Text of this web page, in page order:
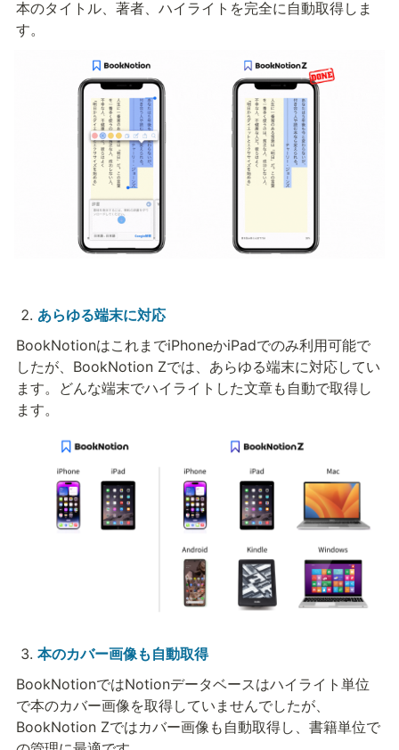
本のタイトル、著者、ハイライトを完全に自動取得しま
す。
あらゆる端末に対応
BookNotionはこれまでiPhoneかiPadでのみ利用可能で
したが、BookNotion Zでは、あらゆる端末に対応してい
ます。どんな端末でハイライトした文章も自動で取得し
ます。
本のカバー画像も自動取得
BookNotionではNotionデータベースはハイライト単位
で本のカバー画像を取得していませんでしたが、
BookNotion Zではカバー画像も自動取得し、書籍単位で